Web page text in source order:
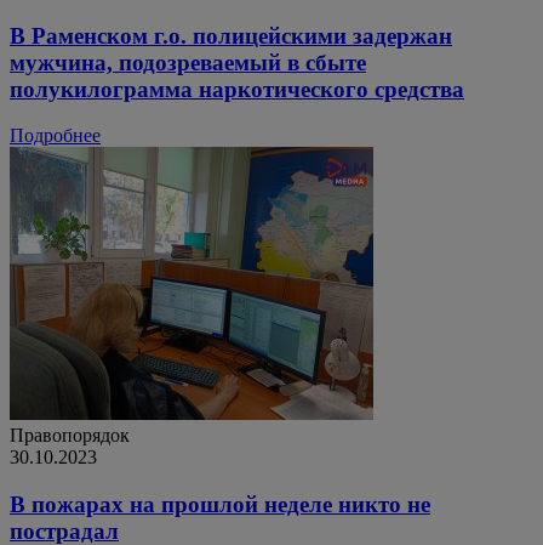
В Раменском г.о. полицейскими задержан
мужчина, подозреваемый в сбыте
полукилограмма наркотического средства
Подробнее
Правопорядок
30.10.2023
В пожарах на прошлой неделе никто не
пострадал